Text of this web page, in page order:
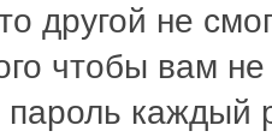
другой не
чтобы вам
пароль